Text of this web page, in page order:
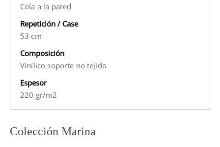
Cola a la pared
Repetición / Case
53 cm
Composición
Vinílico soporte no tejido
Espesor
220 gr/m2
Colección Marina